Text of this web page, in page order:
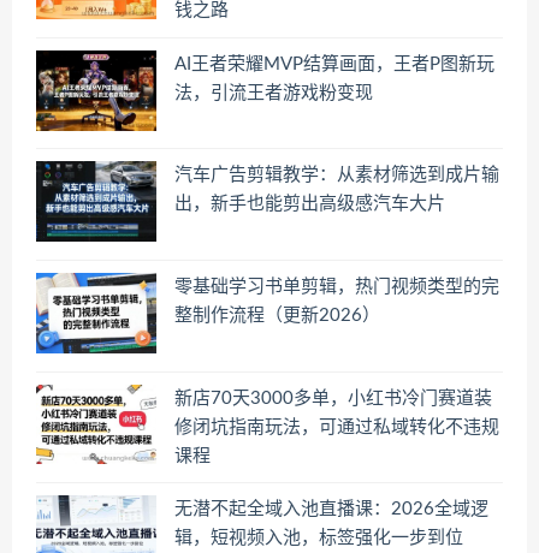
钱之路
AI王者荣耀MVP结算画面，王者P图新玩
法，引流王者游戏粉变现
汽车广告剪辑教学：从素材筛选到成片输
出，新手也能剪出高级感汽车大片
零基础学习书单剪辑，热门视频类型的完
整制作流程（更新2026）
新店70天3000多单，小红书冷门赛道装
修闭坑指南玩法，可通过私域转化不违规
课程
无潜不起全域入池直播课：2026全域逻
辑，短视频入池，标签强化一步到位